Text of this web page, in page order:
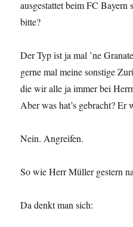
ausgestattet beim FC Bayern
bitte?
Der Typ ist ja mal ’ne
gerne mal meine sonstige
die wir alle ja immer bei
Aber was hat’s gebracht? Er
Nein. Angreifen.
So wie Herr Müller gestern
Da denkt man sich: